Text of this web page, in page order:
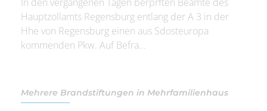
Hauptzollamts Regensburg entlang der A 3 in der
Hhe von Regensburg einen aus Sdosteuropa
kommenden Pkw. Auf Befra...
Mehrere Brandstiftungen in Mehrfamilienhaus